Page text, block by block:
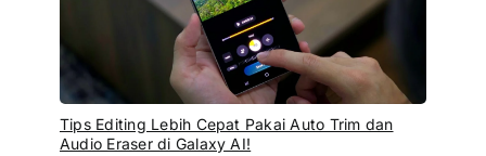
Tips Editing Lebih Cepat Pakai Auto Trim dan
Audio Eraser di Galaxy AI!